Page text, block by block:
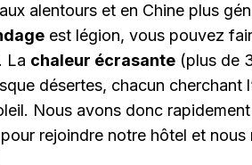
alentours et en Chine plus
est légion, vous pouvez
La chaleur écrasante (plus de
désertes, chacun cherchant
Nous avons donc
rejoindre notre hôtel et nous